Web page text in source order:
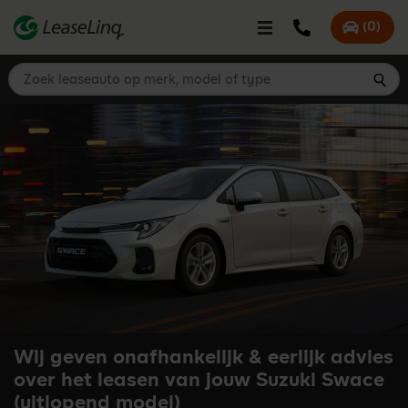
Bel LeaseLinq
Mijn
(0)
Zoek leaseauto op merk, model of type
Wij geven onafhankelijk & eerlijk advies
over het leasen van jouw Suzuki Swace
(uitlopend model)